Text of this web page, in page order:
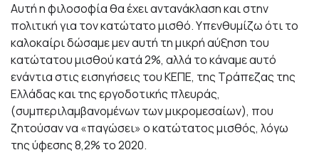
Αυτή η φιλοσοφία θα έχει αντανάκλαση και στην
πολιτική για τον κατώτατο μισθό. Υπενθυμίζω ότι το
καλοκαίρι δώσαμε μεν αυτή τη μικρή αύξηση του
κατώτατου μισθού κατά 2%, αλλά το κάναμε αυτό
ενάντια στις εισηγήσεις του ΚΕΠΕ, της Τράπεζας της
Ελλάδας και της εργοδοτικής πλευράς,
(συμπεριλαμβανομένων των μικρομεσαίων), που
ζητούσαν να «παγώσει» ο κατώτατος μισθός, λόγω
της ύφεσης 8,2% το 2020.